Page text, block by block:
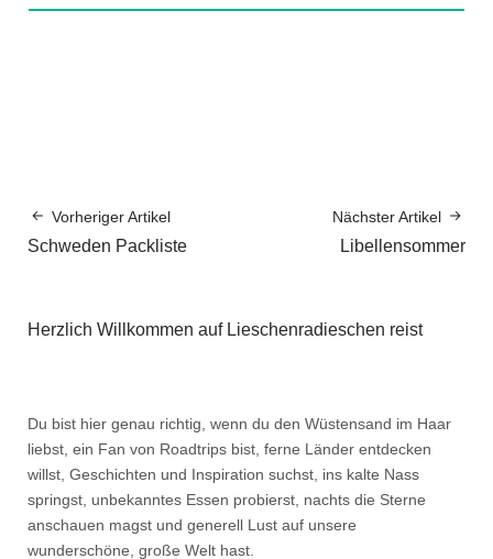
Vorheriger Artikel
Schweden Packliste
Nächster Artikel
Libellensommer
Herzlich Willkommen auf Lieschenradieschen reist
Du bist hier genau richtig, wenn du den Wüstensand im Haar
liebst, ein Fan von Roadtrips bist, ferne Länder entdecken
willst, Geschichten und Inspiration suchst, ins kalte Nass
springst, unbekanntes Essen probierst, nachts die Sterne
anschauen magst und generell Lust auf unsere
wunderschöne, große Welt hast.